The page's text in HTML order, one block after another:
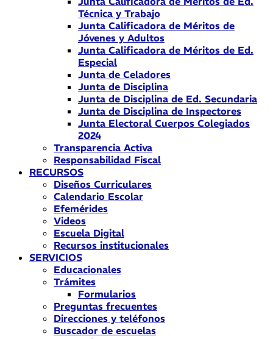
Técnica y Trabajo
Junta Calificadora de Méritos de
Jóvenes y Adultos
Junta Calificadora de Méritos de Ed.
Especial
Junta de Celadores
Junta de Disciplina
Junta de Disciplina de Ed. Secundaria
Junta de Disciplina de Inspectores
Junta Electoral Cuerpos Colegiados
2024
Transparencia Activa
Responsabilidad Fiscal
RECURSOS
Diseños Curriculares
Calendario Escolar
Efemérides
Videos
Escuela Digital
Recursos institucionales
SERVICIOS
Educacionales
Trámites
Formularios
Preguntas frecuentes
Direcciones y teléfonos
Buscador de escuelas